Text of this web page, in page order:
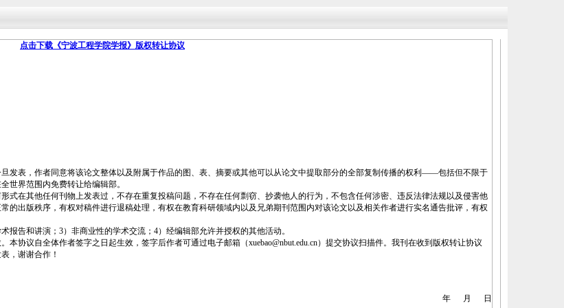
点击下载《宁波工程学院学报》版权转让协议
发表，作者同意将该论文整体以及附属于作品的图、表、摘要或其他可以从论文中提取部分的全部复制传播的权利——包括但不限于
世界范围内免费转让给编辑部。
在其他任何刊物上发表过，不存在重复投稿问题，不存在任何剽窃、抄袭他人的行为，不包含任何涉密、违反法律法规以及侵害他
的出版秩序，有权对稿件进行退稿处理，有权在教育科研领域内以及兄弟期刊范围内对该论文以及相关作者进行实名通告批评，有权
告和讲演；3）非商业性的学术交流；4）经编辑部允许并授权的其他活动。
协议自全体作者签字之日起生效，签字后作者可通过电子邮箱（xuebao@nbut.edu.cn）提交协议扫描件。我刊在收到版权转让协议
，谢谢合作！
年 月 日